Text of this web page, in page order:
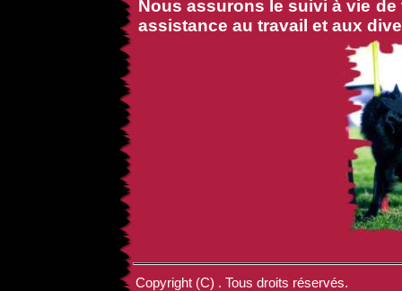
Nous assurons le suivi à vie
assistance au travail et aux
Copyright (C) . Tous droits réservés.